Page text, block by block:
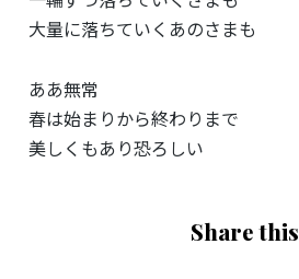
大量に落ちていくあのさまも
ああ無常
春は始まりから終わりまで
美しくもあり恐ろしい
Share this